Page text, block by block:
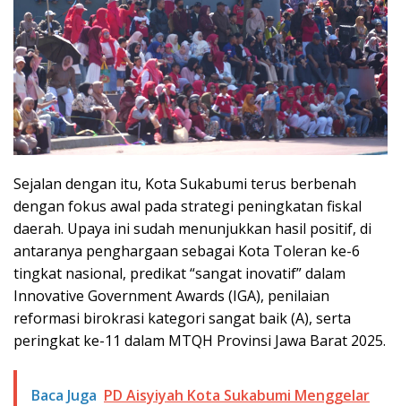
Sejalan dengan itu, Kota Sukabumi terus berbenah
dengan fokus awal pada strategi peningkatan fiskal
daerah. Upaya ini sudah menunjukkan hasil positif, di
antaranya penghargaan sebagai Kota Toleran ke-6
tingkat nasional, predikat “sangat inovatif” dalam
Innovative Government Awards (IGA), penilaian
reformasi birokrasi kategori sangat baik (A), serta
peringkat ke-11 dalam MTQH Provinsi Jawa Barat 2025.
Baca Juga PD Aisyiyah Kota Sukabumi Menggelar